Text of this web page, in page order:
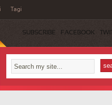
Tagi
SUBSCRIBE FACEBOOK